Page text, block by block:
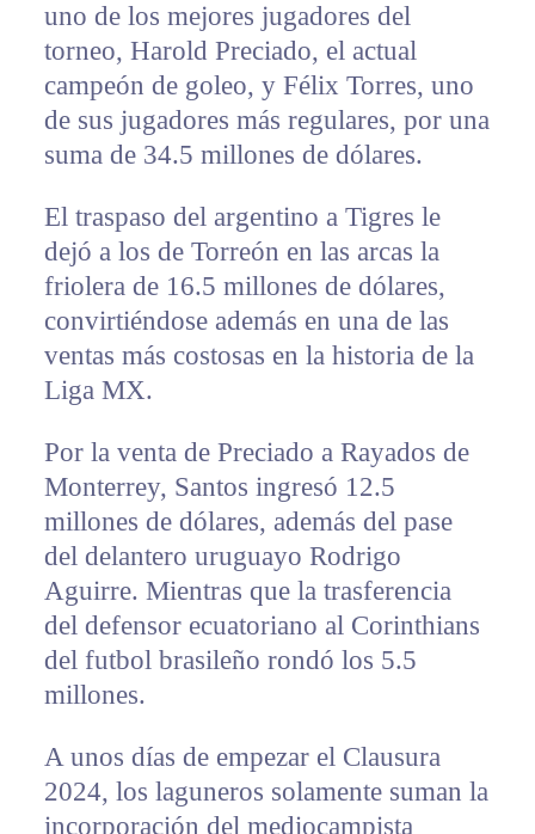
uno de los mejores jugadores del
torneo, Harold Preciado, el actual
campeón de goleo, y Félix Torres, uno
de sus jugadores más regulares, por una
suma de 34.5 millones de dólares.
El traspaso del argentino a Tigres le
dejó a los de Torreón en las arcas la
friolera de 16.5 millones de dólares,
convirtiéndose además en una de las
ventas más costosas en la historia de la
Liga MX.
Por la venta de Preciado a Rayados de
Monterrey, Santos ingresó 12.5
millones de dólares, además del pase
del delantero uruguayo Rodrigo
Aguirre. Mientras que la trasferencia
del defensor ecuatoriano al Corinthians
del futbol brasileño rondó los 5.5
millones.
A unos días de empezar el Clausura
2024, los laguneros solamente suman la
incorporación del mediocampista